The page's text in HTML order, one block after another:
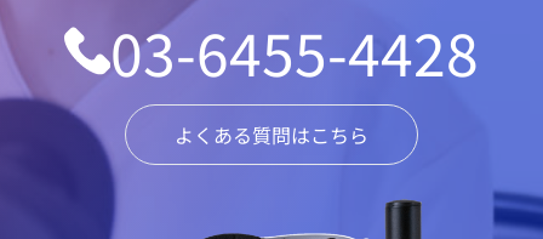
03-6455-4428
よくある質問はこちら